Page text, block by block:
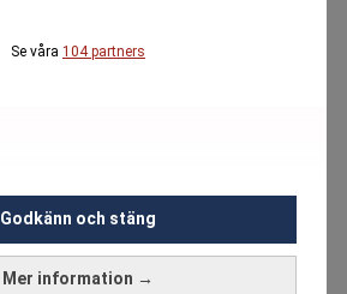
Se våra 104 partners
Mer information →
Godkänn och stäng